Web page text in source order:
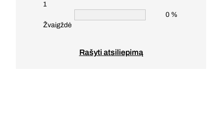
1
Žvaigždė
0 %
Rašyti atsiliepimą